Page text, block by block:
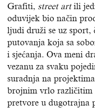
Grafiti, street artili
oduvijek bio način
ljudi druži se uz
putovanja koja sa
i sjećanja. Ova meni
vezanu za svaku
suradnja na
brojnim vrlo različitim
pretvore u dugotrajna